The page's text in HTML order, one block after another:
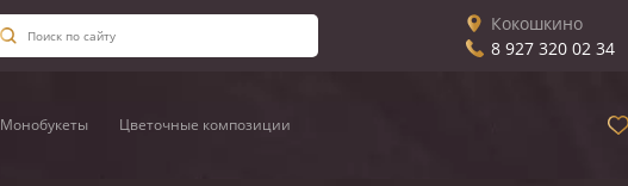
Кокошкино
8 927 320 02 34
Монобукеты Цветочные композиции